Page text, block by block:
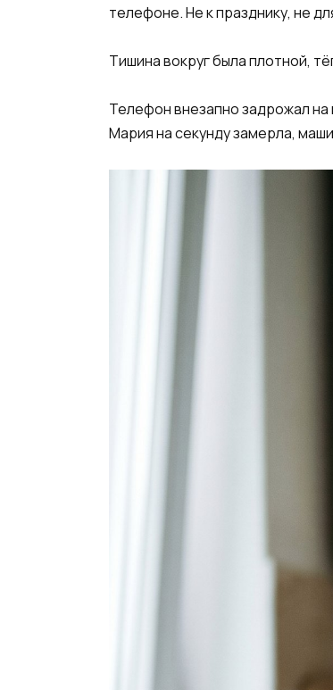
телефоне. Не к празднику, не
Тишина вокруг была плотной,
Телефон внезапно задрожал
Мария на секунду замерла,